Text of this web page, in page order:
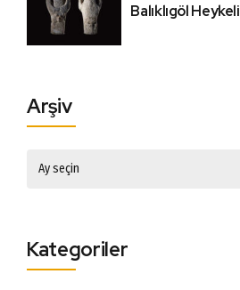
Balıklıgöl Heykeli
Arşiv
Kategoriler